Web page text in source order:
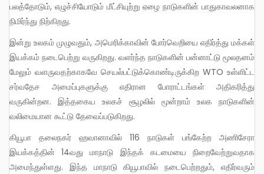
பலத்தோடும், எழுச்சியோடும் மீட்சியுற்று ஏழை நாடுகளின் பாதுகாவலனாக
நிமிர்ந்து நிற்கிறது.
இன்று உலகம் முழுவதும், அமெரிக்காவின் போர்வெறியை எதிர்த்து மக்கள்
இயக்கம் நடைபெற்று வருகிறது. வளர்ந்த நாடுகளின் பன்னாட்டு மூலதனம்
மேலும் வளருவதற்காகவே செயல்பட்டுக்கொண்டிருக்கிற WTO உள்ளிட்ட
சர்வதேச அமைப்புகளுக்கு எதிரான போராட்டங்கள் அதிகரித்து
வருகின்றன. இத்தகைய உலகச் சூழலில் மூன்றாம் உலக நாடுகளின்
வலிமையான கூட்டு தேவைப்படுகிறது.
கியூபா தலைநகர் ஹவானாவில் 116 நாடுகள் பங்கேற்ற அணிசேரா
இயக்கத்தின் 14வது மாநாடு இந்தக் கடமையை நிறைவேற்றுவதாக
அமைந்துள்ளது. இந்த மாநாடு கியூபாவில் நடைபெற்றதும், எதிர்வரும்